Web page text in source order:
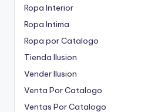
Ropa Interior
Ropa Intima
Ropa por Catalogo
Tienda Ilusion
Vender Ilusion
Venta Por Catalogo
Ventas Por Catalogo